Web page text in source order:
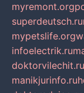
myremont.org
superdeutsch.ru
mypetslife.org
infoelectrik.ru
doktorvilechit.ru
manikjurinfo.ru